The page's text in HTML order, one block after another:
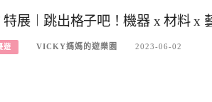
特展︱跳出格子吧！機器 x 材料 x
遊 VICKY媽媽的遊樂園 2023-06-02